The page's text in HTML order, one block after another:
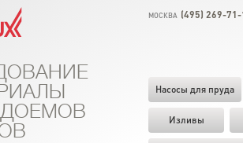
МОСКВА (495) 269-
Насосы для пруда
Изливы